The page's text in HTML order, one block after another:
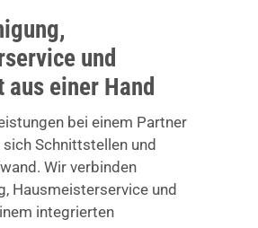
und
einer Hand
bei einem Partner
sich Schnittstellen und
Wir verbinden
Hausmeisterservice und
integrierten